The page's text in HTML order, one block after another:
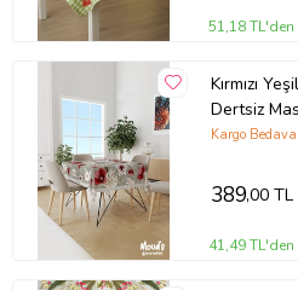
51,18
Kırmızı
Dertsiz
Kargo Bedava
389,00 TL
41,49